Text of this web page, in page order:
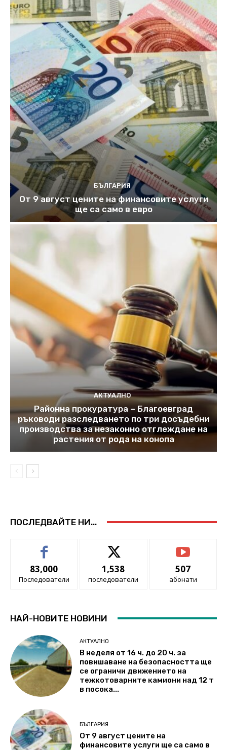
БЪЛГАРИЯ
От 9 август цените на финансовите услуги
ще са само в евро
АКТУАЛНО
Районна прокуратура – Благоевград
ръководи разследването по три досъдебни
производства за незаконно отглеждане на
растения от рода на конопа
ПОСЛЕДВАЙТЕ НИ...
83,000
Последователи
1,538
последователи
507
абонати
НАЙ-НОВИТЕ НОВИНИ
АКТУАЛНО
В неделя от 16 ч. до 20 ч. за
повишаване на безопасността ще
се ограничи движението на
тежкотоварните камиони над 12 т
в посока...
БЪЛГАРИЯ
От 9 август цените на
финансовите услуги ще са само в